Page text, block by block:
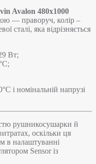
Avalon 480х1000
— праворуч, колір –
сталі, яка відрізняється
Вт;
і номінальній напрузі
рушникосушарки й
оскільки ця
в налаштуванні
Sensor із